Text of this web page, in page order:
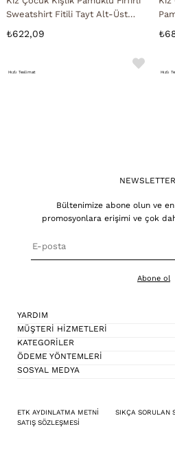
Sweatshirt Fitili Tayt Alt-Üst
₺622,09
Hızlı Teslimat Hızlı
Bültenimize abone olun ve
promosyonlara erişimi ve çok
Abone ol
YARDIM
MÜŞTERİ HİZMETLERİ
KATEGORİLER
ÖDEME YÖNTEMLERİ
SOSYAL MEDYA
ETK AYDINLATMA METNİ SIKÇA SORULAN
SATIŞ SÖZLEŞMESİ